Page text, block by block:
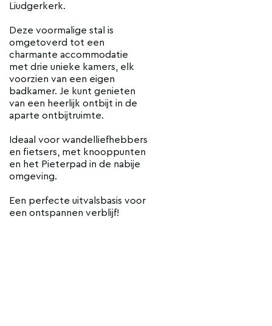
Liudgerkerk.
Deze voormalige stal is
omgetoverd tot een
charmante accommodatie
met drie unieke kamers, elk
voorzien van een eigen
badkamer. Je kunt genieten
van een heerlijk ontbijt in de
aparte ontbijtruimte.
Ideaal voor wandelliefhebbers
en fietsers, met knooppunten
en het Pieterpad in de nabije
omgeving.
Een perfecte uitvalsbasis voor
een ontspannen verblijf!